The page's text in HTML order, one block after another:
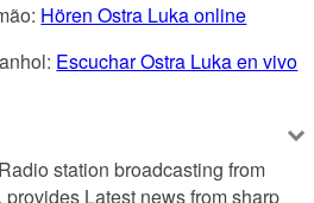
Hören Ostra Luka online
Escuchar Ostra Luka en vivo
station broadcasting from
Latest news from sharp